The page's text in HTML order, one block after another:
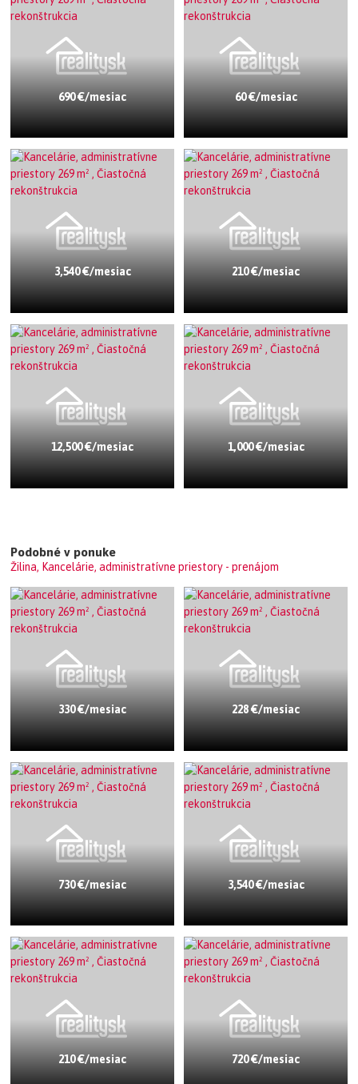
690 €/mesiac 60 €/mesiac
3,540 €/mesiac 210 €/mesiac
12,500 €/mesiac 1,000 €/mesiac
Podobné v ponuke
Žilina, Kancelárie, administratívne priestory - prenájom
330 €/mesiac 228 €/mesiac
730 €/mesiac 3,540 €/mesiac
210 €/mesiac 720 €/mesiac